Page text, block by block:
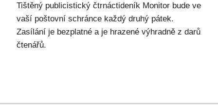
Tištěný publicistický čtrnáctideník Monitor bude ve
vaší poštovní schránce každý druhý pátek.
Zasílání je bezplatné a je hrazené výhradně z darů
čtenářů.